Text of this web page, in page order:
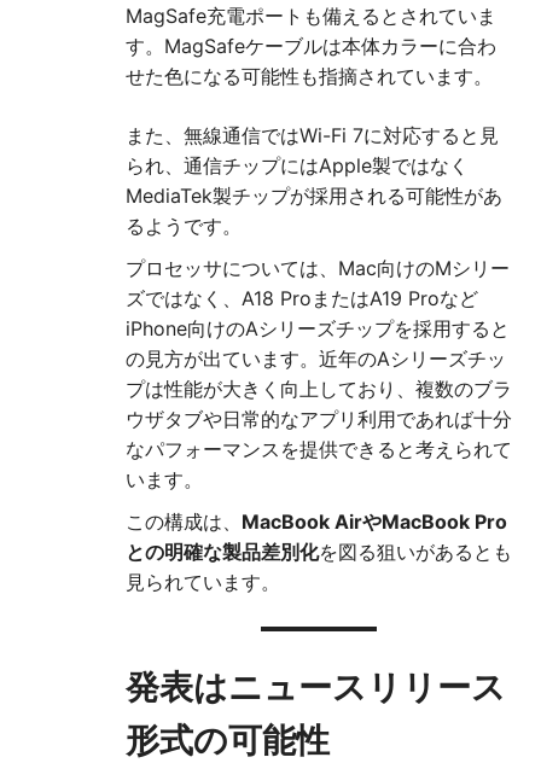
MagSafe充電ポートも備えるとされていま
す。MagSafeケーブルは本体カラーに合わ
せた色になる可能性も指摘されています。
また、無線通信ではWi-Fi 7に対応すると見
られ、通信チップにはApple製ではなく
MediaTek製チップが採用される可能性があ
るようです。
プロセッサについては、Mac向けのMシリー
ズではなく、A18 ProまたはA19 Proなど
iPhone向けのAシリーズチップを採用すると
の見方が出ています。近年のAシリーズチッ
プは性能が大きく向上しており、複数のブラ
ウザタブや日常的なアプリ利用であれば十分
なパフォーマンスを提供できると考えられて
います。
この構成は、 MacBook AirやMacBook Pro
との明確な製品差別化を図る狙いがあるとも
見られています。
発表はニュースリリース
形式の可能性